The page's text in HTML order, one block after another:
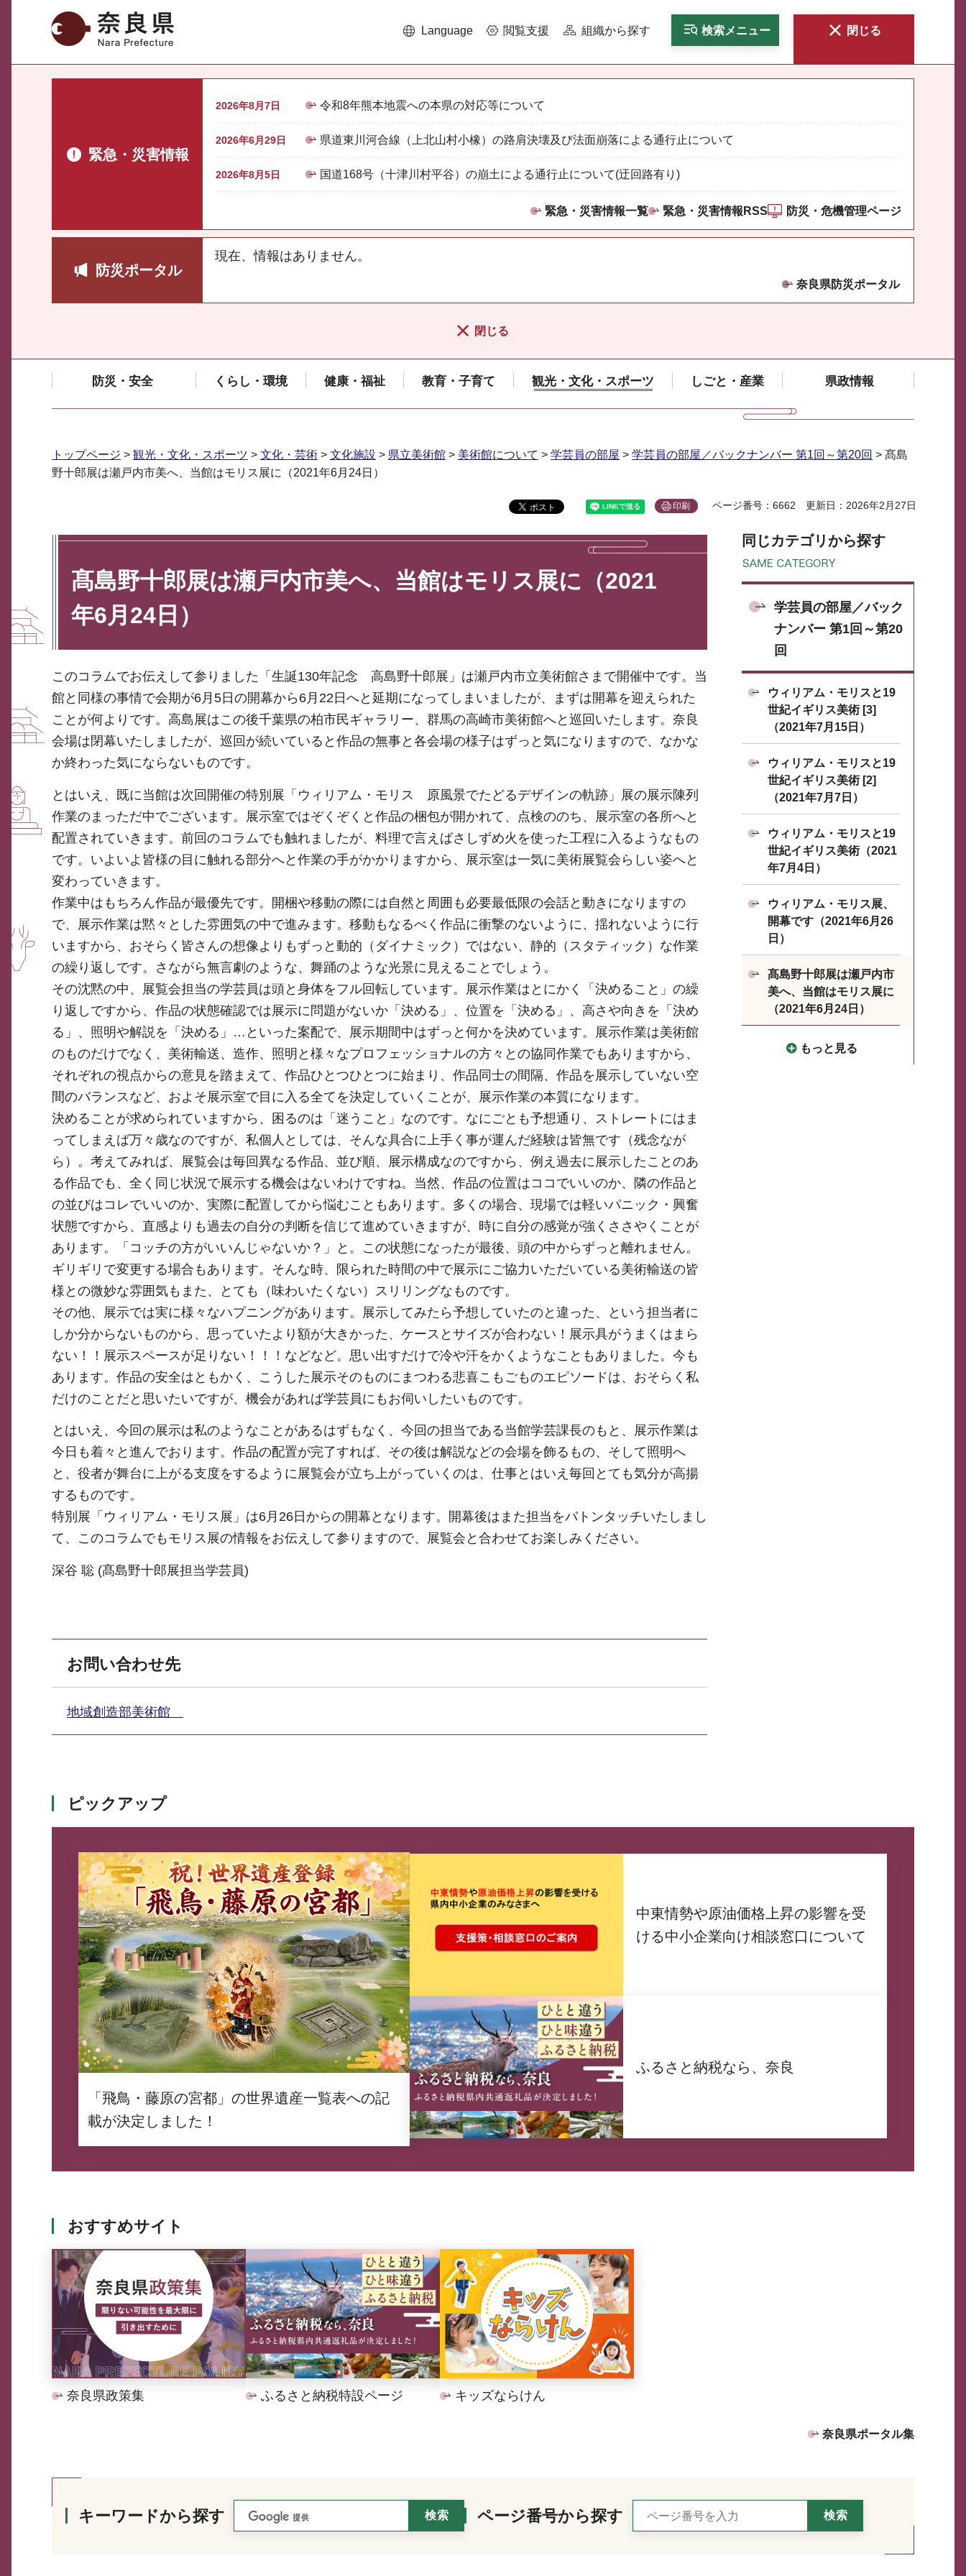
奈良県 Language 閲覧支援 組織から探す 検索メニュー 閉じる
緊急・災害情報
2026年8月7日 令和8年熊本地震への本県の対応等について
2026年6月29日 県道東川河合線（上北山村小橡）の路肩決壊及び法面崩落による通行止について
2026年8月5日 国道168号（十津川村平谷）の崩土による通行止について(迂回路有り)
緊急・災害情報一覧 緊急・災害情報RSS 防災・危機管理ページ
防災ポータル
現在、情報はありません。
奈良県防災ポータル
閉じる
防災・安全 くらし・環境 健康・福祉 教育・子育て 観光・文化・スポーツ しごと・産業 県政情報
トップページ > 観光・文化・スポーツ > 文化・芸術 > 文化施設 > 県立美術館 > 美術館について > 学芸員の部屋 > 学芸員の部屋／バックナンバー 第1回～第20回 > 髙島
野十郎展は瀬戸内市美へ、当館はモリス展に（2021年6月24日）
印刷 ページ番号：6662 更新日：2026年2月27日
髙島野十郎展は瀬戸内市美へ、当館はモリス展に（2021
年6月24日）
このコラムでお伝えして参りました「生誕130年記念 高島野十郎展」は瀬戸内市立美術館さまで開催中です。当
館と同様の事情で会期が6月5日の開幕から6月22日へと延期になってしまいましたが、まずは開幕を迎えられた
ことが何よりです。高島展はこの後千葉県の柏市民ギャラリー、群馬の高崎市美術館へと巡回いたします。奈良
会場は閉幕いたしましたが、巡回が続いていると作品の無事と各会場の様子はずっと気になりますので、なかな
か終わった気にならないものです。
とはいえ、既に当館は次回開催の特別展「ウィリアム・モリス 原風景でたどるデザインの軌跡」展の展示陳列
作業のまっただ中でございます。展示室ではぞくぞくと作品の梱包が開かれて、点検ののち、展示室の各所へと
配置されていきます。前回のコラムでも触れましたが、料理で言えばさしずめ火を使った工程に入るようなもの
です。いよいよ皆様の目に触れる部分へと作業の手がかかりますから、展示室は一気に美術展覧会らしい姿へと
変わっていきます。
作業中はもちろん作品が最優先です。開梱や移動の際には自然と周囲も必要最低限の会話と動きになりますの
で、展示作業は黙々とした雰囲気の中で進みます。移動もなるべく作品に衝撃のないように、揺れないように行
いますから、おそらく皆さんの想像よりもずっと動的（ダイナミック）ではない、静的（スタティック）な作業
の繰り返しです。さながら無言劇のような、舞踊のような光景に見えることでしょう。
その沈黙の中、展覧会担当の学芸員は頭と身体をフル回転しています。展示作業はとにかく「決めること」の繰
り返しですから、作品の状態確認では展示に問題がないか「決める」、位置を「決める」、高さや向きを「決め
る」、照明や解説を「決める」…といった案配で、展示期間中はずっと何かを決めています。展示作業は美術館
のものだけでなく、美術輸送、造作、照明と様々なプロフェッショナルの方々との協同作業でもありますから、
それぞれの視点からの意見を踏まえて、作品ひとつひとつに始まり、作品同士の間隔、作品を展示していない空
間のバランスなど、およそ展示室で目に入る全てを決定していくことが、展示作業の本質になります。
決めることが求められていますから、困るのは「迷うこと」なのです。なにごとも予想通り、ストレートにはま
ってしまえば万々歳なのですが、私個人としては、そんな具合に上手く事が運んだ経験は皆無です（残念なが
ら）。考えてみれば、展覧会は毎回異なる作品、並び順、展示構成なのですから、例え過去に展示したことのあ
る作品でも、全く同じ状況で展示する機会はないわけですね。当然、作品の位置はココでいいのか、隣の作品と
の並びはコレでいいのか、実際に配置してから悩むこともあります。多くの場合、現場では軽いパニック・興奮
状態ですから、直感よりも過去の自分の判断を信じて進めていきますが、時に自分の感覚が強くささやくことが
あります。「コッチの方がいいんじゃないか？」と。この状態になったが最後、頭の中からずっと離れません。
ギリギリで変更する場合もあります。そんな時、限られた時間の中で展示にご協力いただいている美術輸送の皆
様との微妙な雰囲気もまた、とても（味わいたくない）スリリングなものです。
その他、展示では実に様々なハプニングがあります。展示してみたら予想していたのと違った、という担当者に
しか分からないものから、思っていたより額が大きかった、ケースとサイズが合わない！展示具がうまくはまら
ない！！展示スペースが足りない！！！などなど。思い出すだけで冷や汗をかくようなこともありました。今も
あります。作品の安全はともかく、こうした展示そのものにまつわる悲喜こもごものエピソードは、おそらく私
だけのことだと思いたいですが、機会があれば学芸員にもお伺いしたいものです。
とはいえ、今回の展示は私のようなことがあるはずもなく、今回の担当である当館学芸課長のもと、展示作業は
今日も着々と進んでおります。作品の配置が完了すれば、その後は解説などの会場を飾るもの、そして照明へ
と、役者が舞台に上がる支度をするように展覧会が立ち上がっていくのは、仕事とはいえ毎回とても気分が高揚
するものです。
特別展「ウィリアム・モリス展」は6月26日からの開幕となります。開幕後はまた担当をバトンタッチいたしまし
て、このコラムでもモリス展の情報をお伝えして参りますので、展覧会と合わせてお楽しみください。
深谷 聡 (髙島野十郎展担当学芸員)
お問い合わせ先
地域創造部美術館
同じカテゴリから探す
学芸員の部屋／バック
ナンバー 第1回～第20
回
ウィリアム・モリスと19
世紀イギリス美術 [3]
（2021年7月15日）
ウィリアム・モリスと19
世紀イギリス美術 [2]
（2021年7月7日）
ウィリアム・モリスと19
世紀イギリス美術（2021
年7月4日）
ウィリアム・モリス展、
開幕です（2021年6月26
日）
髙島野十郎展は瀬戸内市
美へ、当館はモリス展に
（2021年6月24日）
もっと見る
ピックアップ
「飛鳥・藤原の宮都」の世界遺産一覧表への記
載が決定しました！
中東情勢や原油価格上昇の影響を受
ける中小企業向け相談窓口について
ふるさと納税なら、奈良
おすすめサイト
奈良県政策集 ふるさと納税特設ページ キッズならけん
奈良県ポータル集
キーワードから探す ページ番号から探す